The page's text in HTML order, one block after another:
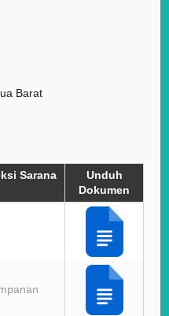
Barat
Sarana
Unduh
Dokumen